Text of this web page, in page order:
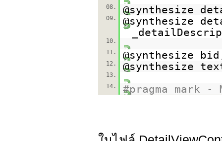
08.
@synthesize
09.
@synthesize
10.
11.
@synthesize
12. @synthesize
13.
14.
#pragma mark